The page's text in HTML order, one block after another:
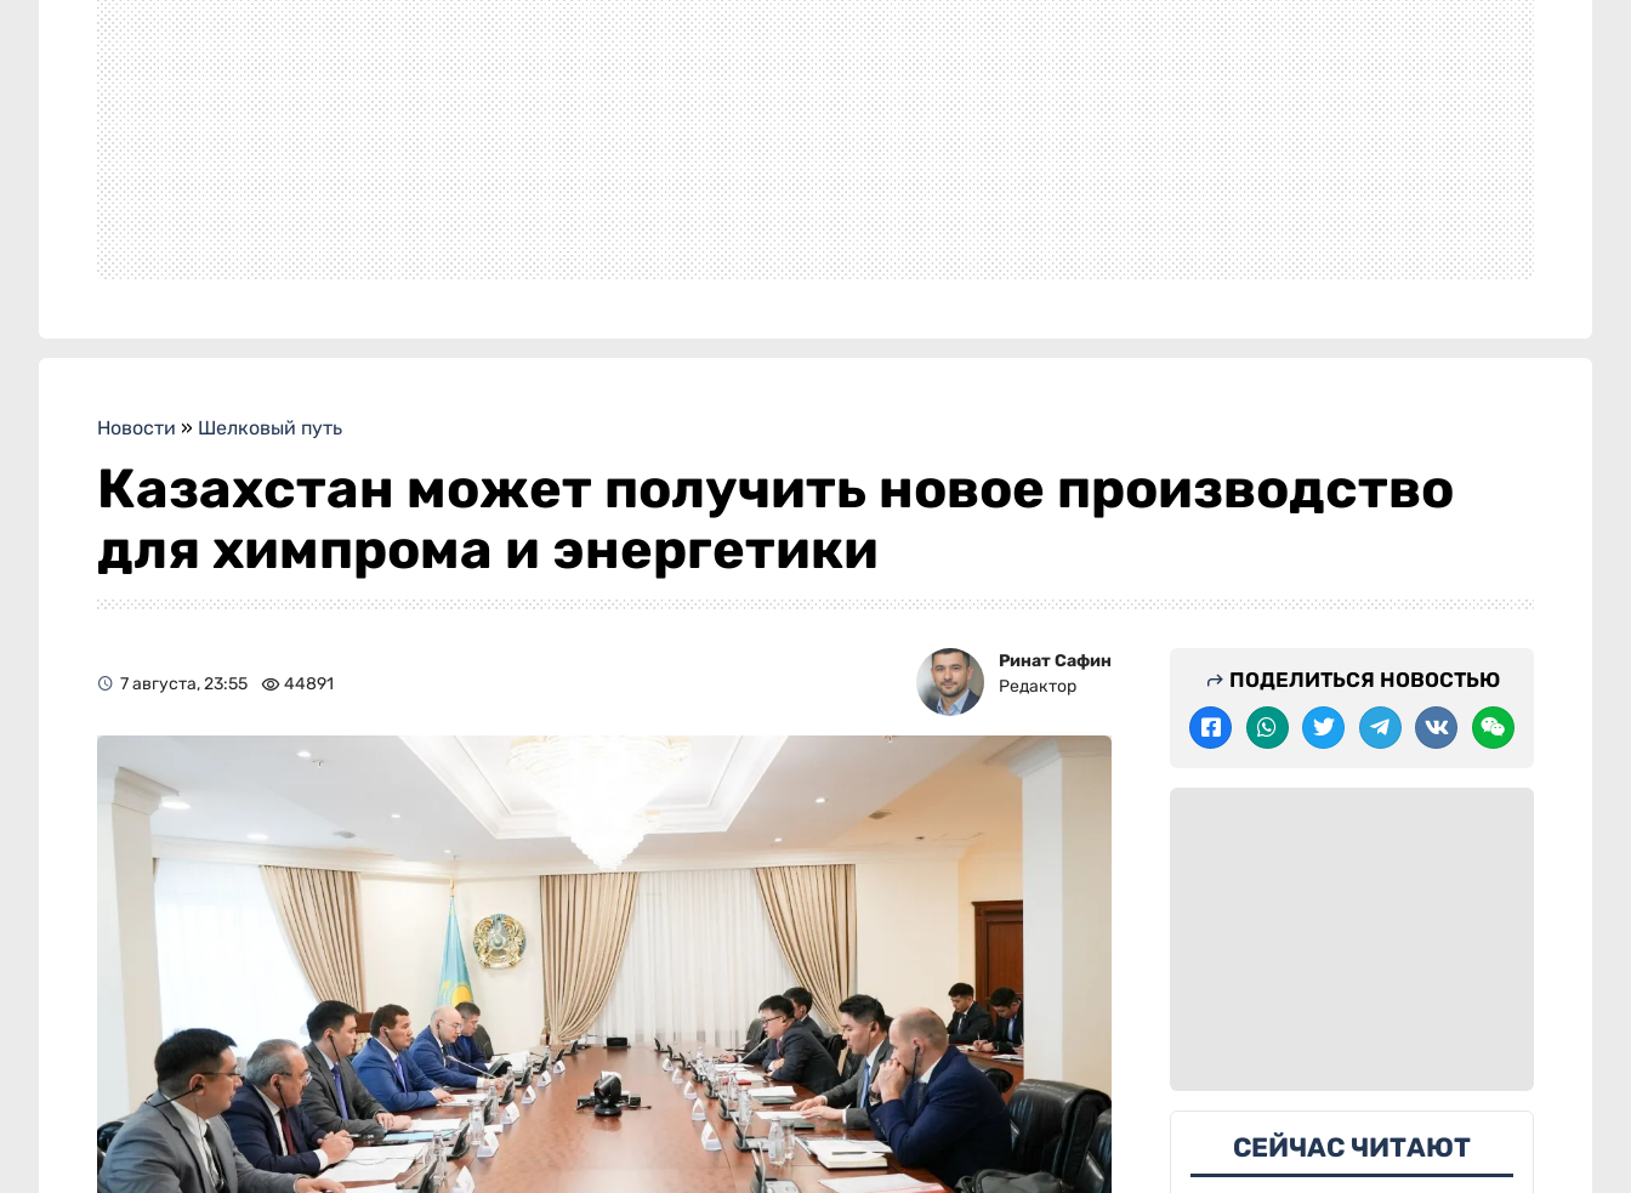
Новости » Шелковый путь
Казахстан может получить новое производство
для химпрома и энергетики
7 августа, 23:55 44891
Ринат Сафин
Редактор
ПОДЕЛИТЬСЯ НОВОСТЬЮ
СЕЙЧАС ЧИТАЮТ